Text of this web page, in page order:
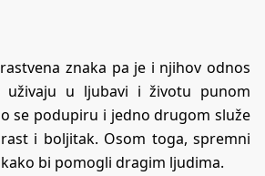
znaka pa je i njihov odnos
uživaju u ljubavi i životu punom
se podupiru i jedno drugom služe
i boljitak. Osom toga, spremni
bi pomogli dragim ljudima.